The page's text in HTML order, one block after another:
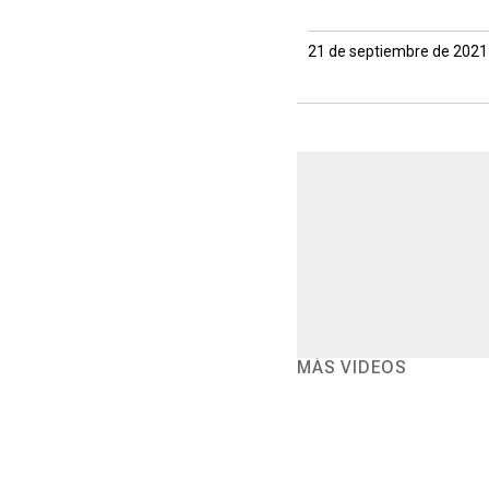
21 de septiembre de
MÁS VIDEOS